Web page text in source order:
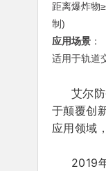
距离爆炸物
制)
应用场景：
适用于轨道
艾尔
于颠覆创
应用领域
2019